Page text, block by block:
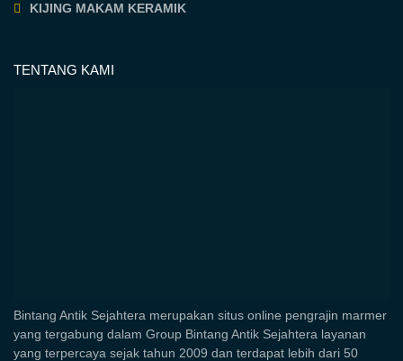
KIJING MAKAM KERAMIK
TENTANG KAMI
Bintang Antik Sejahtera merupakan situs online pengrajin marmer
yang tergabung dalam Group Bintang Antik Sejahtera layanan
yang terpercaya sejak tahun 2009 dan terdapat lebih dari 50